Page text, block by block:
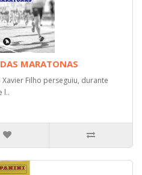
MARATONAS
Filho perseguiu, durante
l..